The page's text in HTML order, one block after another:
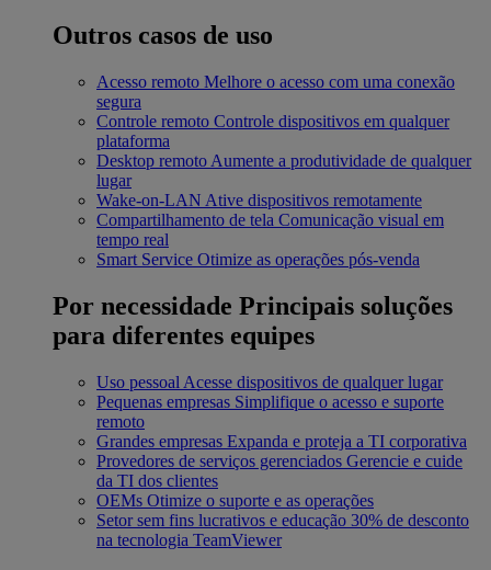
Outros casos de uso
Acesso remoto Melhore o acesso com uma conexão
segura
Controle remoto Controle dispositivos em qualquer
plataforma
Desktop remoto Aumente a produtividade de qualquer
lugar
Wake-on-LAN Ative dispositivos remotamente
Compartilhamento de tela Comunicação visual em
tempo real
Smart Service Otimize as operações pós-venda
Por necessidade Principais soluções
para diferentes equipes
Uso pessoal Acesse dispositivos de qualquer lugar
Pequenas empresas Simplifique o acesso e suporte
remoto
Grandes empresas Expanda e proteja a TI corporativa
Provedores de serviços gerenciados Gerencie e cuide
da TI dos clientes
OEMs Otimize o suporte e as operações
Setor sem fins lucrativos e educação 30% de desconto
na tecnologia TeamViewer